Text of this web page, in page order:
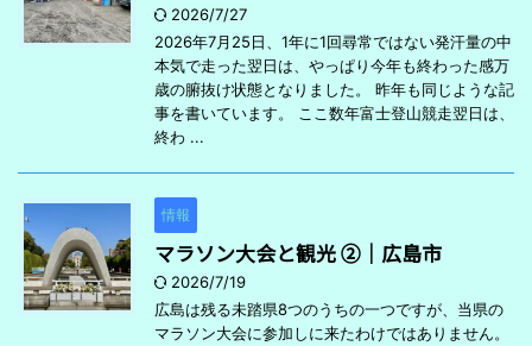
2026/7/27
2026年7月25日、1年に1回尋常ではない発汗量の中
本気で走った翌日は、やっぱり今年も終わった感万
歳の腑抜け状態となりました。 昨年も同じような記
事を書いています。 ここ数年富士登山競走翌日は、
終わ ...
情報
マラソン大会と観光 ②｜広島市
2026/7/19
広島は残る未踏県8つのうちの一つですが、当県の
マラソン大会に参加しに来たわけではありません。